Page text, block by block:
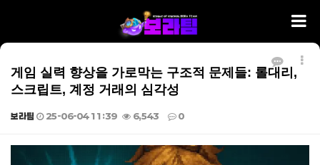
게임 실력 향상을 가로막는 구조적 문제들: 롤대리,
스크립트, 계정 거래의 심각성
보라팀 25-06-04 11:39 6,543 0